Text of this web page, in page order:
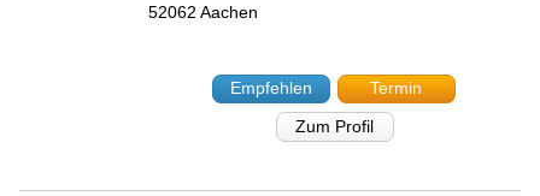
52062 Aachen
Empfehlen
Termin
Zum Profil